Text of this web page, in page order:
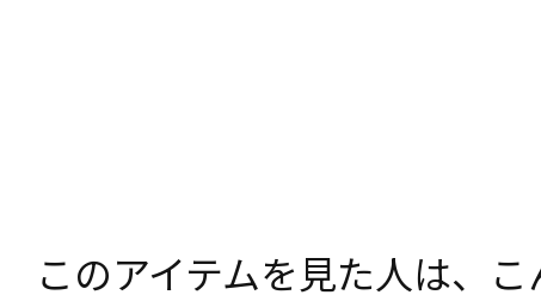
このアイテムを見た人は、